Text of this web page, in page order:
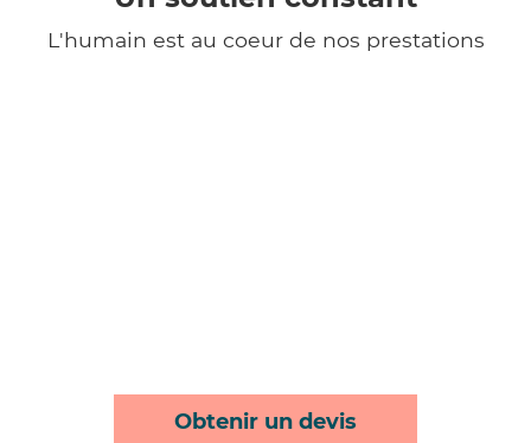
L'humain est au coeur de nos prestations
Obtenir un devis